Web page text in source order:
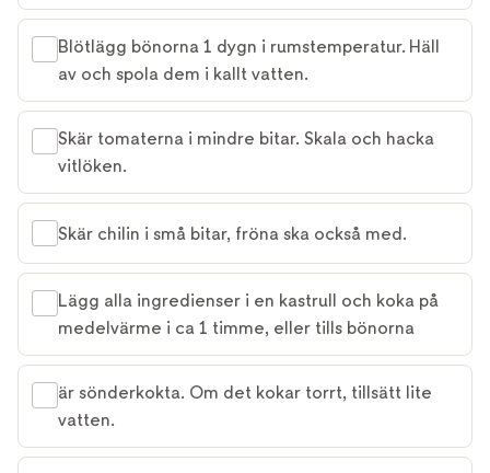
Blötlägg bönorna 1 dygn i rumstemperatur. Häll
av och spola dem i kallt vatten.
Skär tomaterna i mindre bitar. Skala och hacka
vitlöken.
Skär chilin i små bitar, fröna ska också med.
Lägg alla ingredienser i en kastrull och koka på
medelvärme i ca 1 timme, eller tills bönorna
är sönderkokta. Om det kokar torrt, tillsätt lite
vatten.